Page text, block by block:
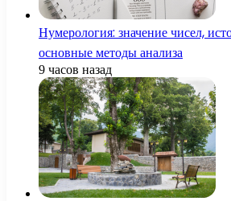
Нумерология: значение чисел,
основные методы анализа
9 часов назад